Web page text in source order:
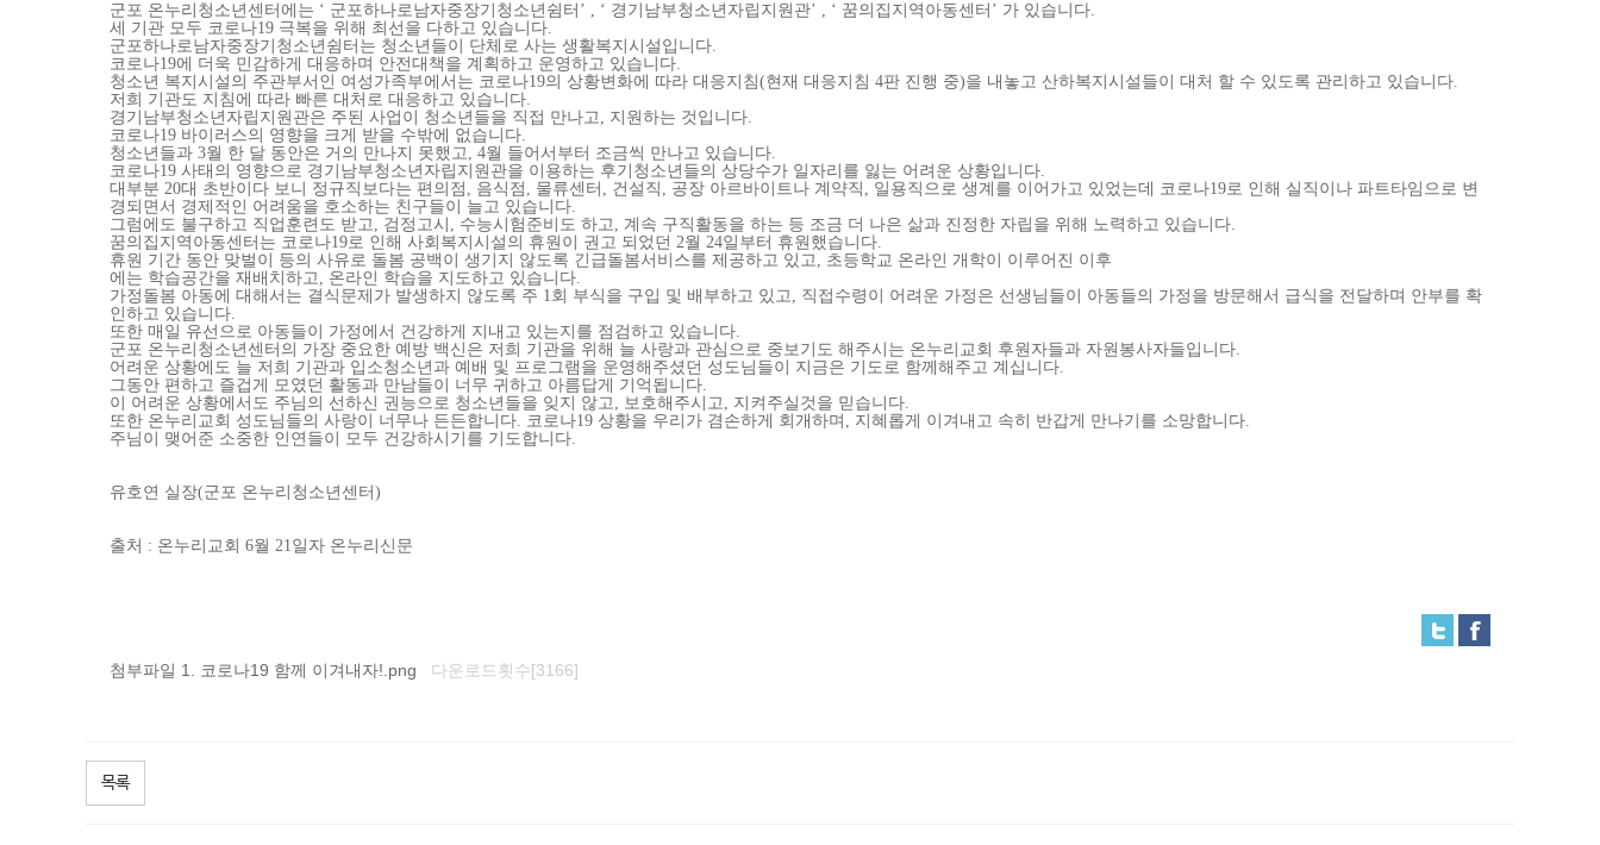
군포 온누리청소년센터에는 ‘ 군포하나로남자중장기청소년쉼터 ’ , ‘ 경기남부청소년자립지원관’ , ‘ 꿈의집지역아동센터 ’ 가 있습니다.
세 기관 모두 코로나19 극복을 위해 최선을 다하고 있습니다.
군포하나로남자중장기청소년쉼터는 청소년들이 단체로 사는 생활복지시설입니다.
코로나19에 더욱 민감하게 대응하며 안전대책 을 계획하고 운영하고 있습니다.
청소년 복지 시설의 주관부서인 여성가족부에서는 코로나19의 상황변화에 따라 대응지침(현재 대응지 침 4판 진행 중)을 내놓고 산하복지시설들이 대처 할 수 있도록 관리하고 있습니다.
저희 기관도 지침에 따라 빠른 대처로 대응하고 있 습니다.
경기남부청소년자립지원관은 주된 사업이 청소년들을 직접 만나고, 지원하는 것입니다.
코로나19 바이러스의 영향을 크게 받을 수밖에 없습니다.
청소년들과 3월 한 달 동안은 거 의 만나지 못했고, 4월 들어서부터 조금씩 만나고 있습니다.
코로나19 사태의 영향으로 경 기남부청소년자립지원관을 이용하는 후기청 소년들의 상당수가 일자리를 잃는 어려운 상황입니다.
대부분 20대 초반이다 보니 정규직 보다는 편의점 , 음식점 , 물류센터 , 건설직 , 공장 아르바이트나 계약직 , 일용직으로 생계를 이어가고 있었는데 코로나19로 인해 실직이 나 파트타임으로 변
경되면서 경제적인 어려 움을 호소하는 친구들이 늘고 있습니다.
그럼에도 불구하고 직업훈련도 받고, 검정 고시 , 수능시험준비도 하고, 계속 구직활동을 하는 등 조금 더 나은 삶과 진정한 자립을 위 해 노력하고 있습니다.
꿈의집지역아동센터 는 코로나19로 인해 사회복지시설의 휴원이 권고 되었던 2월 24일부터 휴원했습니다.
휴원 기간 동안 맞벌이 등의 사유로 돌봄 공백이 생기지 않도록 긴급돌봄서비스를 제공하고 있고, 초등학교 온라인 개학이 이루어진 이후
에는 학습공간을 재배치하고, 온라인 학습을 지도하고 있습니다.
가정돌봄 아동에 대해서 는 결식문제가 발생하지 않도록 주 1회 부식 을 구입 및 배부하고 있고, 직접수령이 어려운 가정은 선생님들이 아동들의 가정을 방문해 서 급식을 전달하며 안부를 확
인하고 있습니 다.
또한 매일 유선으로 아동들이 가정에서 건 강하게 지내고 있는지를 점검하고 있습니다.
군포 온누리청소년센터의 가장 중요한 예방 백신은 저희 기관을 위해 늘 사랑과 관심으로 중보기도 해주시는 온누리교회 후원자들과 자원봉사자들입니다.
어려운 상황에도 늘 저 희 기관과 입소청소년과 예배 및 프로그램을 운영해주셨던 성도님들이 지금은 기도로 함께해주고 계십니다.
그동안 편하고 즐겁게 모였던 활동과 만남들이 너무 귀하고 아름답게 기억됩니다.
이 어 려운 상황에서도 주님의 선하신 권능으로 청 소년들을 잊지 않고, 보호해주시고, 지켜주실 것을 믿습니다.
또한 온누리교회 성도님들의 사랑이 너무나 든든합니다. 코로나19 상황을 우리가 겸손하게 회개하며 , 지혜롭게 이겨내 고 속히 반갑게 만나기를 소망합니다.
주님이 맺어준 소중한 인연들이 모두 건강하시기를 기도합니다.
유호연 실장(군포 온누리청소년센터)
출처 : 온누리교회 6월 21일자 온누리신문
첨부파일 코로나19 함께 이겨내자!.png 다운로드횟수[3166]
목록